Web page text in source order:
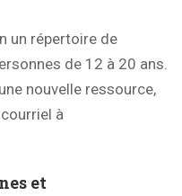
un répertoire de
de 12 à 20 ans.
nouvelle ressource,
à
et